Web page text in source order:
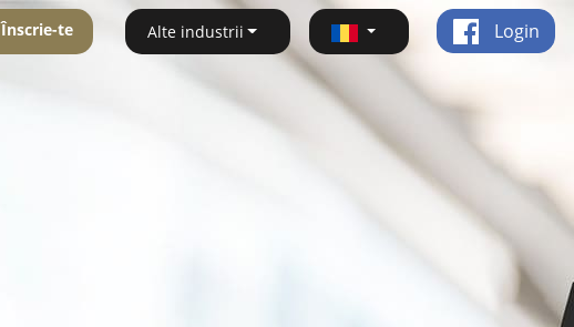
Înscrie-te Alte industrii Login